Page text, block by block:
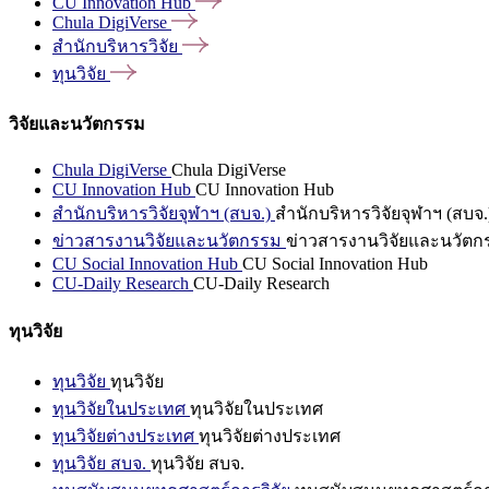
Chula DigiVerse
สำนักบริหารวิจัย
ทุนวิจัย
วิจัยและนวัตกรรม
Chula DigiVerse Chula DigiVerse
CU Innovation Hub CU Innovation Hub
สำนักบริหารวิจัยจุฬาฯ (สบจ.) สำนักบริหารวิจัยจุฬาฯ (สบจ
ข่าวสารงานวิจัยและนวัตกรรม ข่าวสารงานวิจัยและนวัตก
CU Social Innovation Hub CU Social Innovation Hub
CU-Daily Research CU-Daily Research
ทุนวิจัย
ทุนวิจัย ทุนวิจัย
ทุนวิจัยในประเทศ ทุนวิจัยในประเทศ
ทุนวิจัยต่างประเทศ ทุนวิจัยต่างประเทศ
ทุนวิจัย สบจ. ทุนวิจัย สบจ.